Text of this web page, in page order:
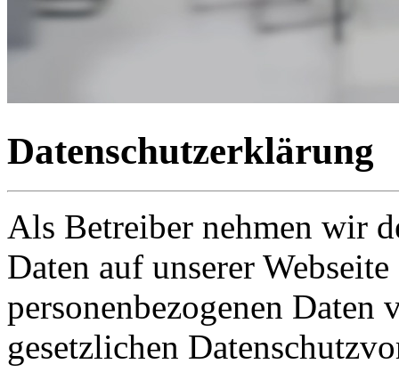
Datenschutzerklärung
Als Betreiber nehmen wir
Daten auf unserer
personenbezogenen Daten
gesetzlichen